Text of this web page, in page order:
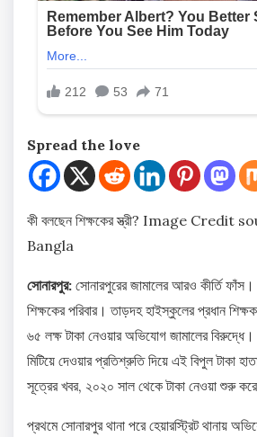
Spread the love
কী বলছেন শিক্ষকের স্ত্রী? Image Credit
Bangla
সোনারপুর: সোনারপুরের জামালের আরও কীর্তি
শিক্ষকের পরিবার। তাড়দহ হাইস্কুলের প্রধান
৬৫ লক্ষ টাকা নেওয়ার অভিযোগ জামালের বিরুদ্ধে।
মিটিয়ে দেওয়ার প্রতিশ্রুতি দিয়ে এই বিপুল টাকা
সূত্রের খবর, ২০২০ সাল থেকে টাকা নেওয়া শুরু
প্রথমে সোনারপুর থানা পরে হেয়ারস্ট্রিট থানায়